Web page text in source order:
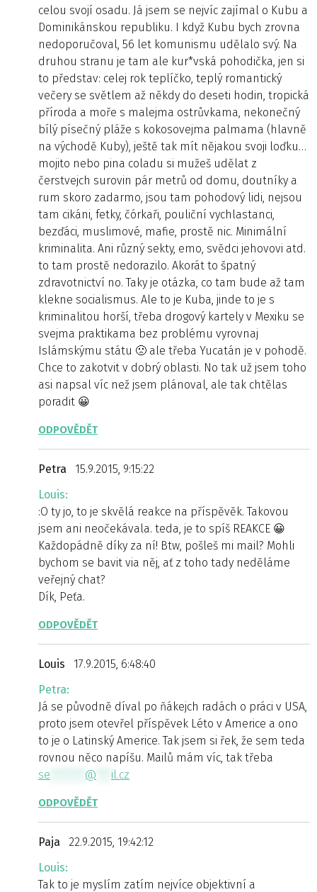
celou svojí osadu. Já jsem se nejvíc zajímal o Kubu a
Dominikánskou republiku. I když Kubu bych zrovna
nedoporučoval, 56 let komunismu udělalo svý. Na
druhou stranu je tam ale kur*vská pohodička, jen si
to představ: celej rok teplíčko, teplý romantický
večery se světlem až někdy do deseti hodin, tropická
příroda a moře s malejma ostrůvkama, nekonečný
bílý písečný pláže s kokosovejma palmama (hlavně
na východě Kuby), ještě tak mít nějakou svoji loďku…
mojito nebo pina coladu si mužeš udělat z
čerstvejch surovin pár metrů od domu, doutníky a
rum skoro zadarmo, jsou tam pohodový lidi, nejsou
tam cikáni, fetky, čórkaři, pouliční vychlastanci,
bezďáci, muslimové, mafie, prostě nic. Minimální
kriminalita. Ani různý sekty, emo, svědci jehovovi atd.
to tam prostě nedorazilo. Akorát to špatný
zdravotnictví no. Taky je otázka, co tam bude až tam
klekne socialismus. Ale to je Kuba, jinde to je s
kriminalitou horší, třeba drogový kartely v Mexiku se
svejma praktikama bez problému vyrovnaj
Islámskýmu státu 🙁 ale třeba Yucatán je v pohodě.
Chce to zakotvit v dobrý oblasti. No tak už jsem toho
asi napsal víc než jsem plánoval, ale tak chtělas
poradit 😀
ODPOVĚDĚT
Petra
15.9.2015, 9:15:22
Louis:
:O ty jo, to je skvělá reakce na příspěvěk. Takovou
jsem ani neočekávala. teda, je to spíš REAKCE 😀
Každopádně díky za ní! Btw, pošleš mi mail? Mohli
bychom se bavit via něj, ať z toho tady neděláme
veřejný chat?
Dík, Peťa.
ODPOVĚDĚT
Louis
17.9.2015, 6:48:40
Petra:
Já se původně díval po ňákejch radách o práci v USA,
proto jsem otevřel příspěvek Léto v Americe a ono
to je o Latinský Americe. Tak jsem si řek, že sem teda
rovnou něco napíšu. Mailů mám víc, tak třeba
se
@ il.cz
ODPOVĚDĚT
Paja
22.9.2015, 19:42:12
Louis:
Tak to je myslím zatím nejvíce objektivní a